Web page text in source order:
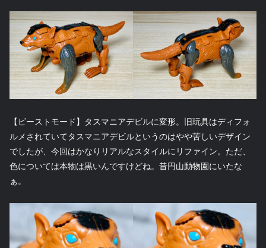
【ビーストモード】タスマニアデビルに変形。旧玩具はディフォ
ルメされていてタスマニアデビルというのはやや苦しいデザイン
でしたが、今回はかなりリアルなスタイルにリファイン。ただ、
色については本物は黒いんですけどね。昔円山動物園にいたな
ぁ。